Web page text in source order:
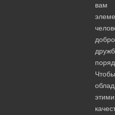
вам
Чтобы
этими